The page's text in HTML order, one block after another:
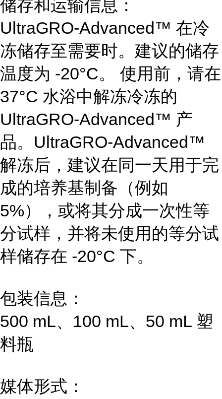
储存和运输信息：
UltraGRO-Advanced™ 在冷
冻储存至需要时。建议的储存
温度为 -20°C。 使用前，请在
37°C 水浴中解冻冷冻的
UltraGRO-Advanced™ 产
品。UltraGRO-Advanced™
解冻后，建议在同一天用于完
成的培养基制备（例如
5%），或将其分成一次性等
分试样，并将未使用的等分试
样储存在 -20°C 下。
包装信息：
500 mL、100 mL、50 mL 塑
料瓶
媒体形式：